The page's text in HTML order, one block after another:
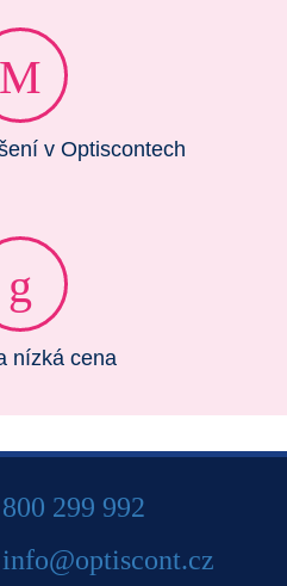
v Optiscontech
nízká cena
800 299 992
info@optiscont.cz